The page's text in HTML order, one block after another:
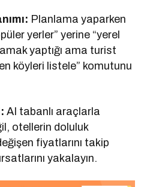
Planlama yaparken
yerler” yerine “yerel
yaptığı ama turist
köyleri listele” komutunu
AI tabanlı araçlarla
otellerin doluluk
fiyatlarını takip
yakalayın.